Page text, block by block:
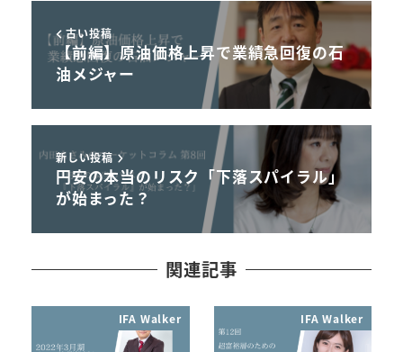
古い投稿
【前編】原油価格上昇で業績急回復の石
油メジャー
新しい投稿
円安の本当のリスク「下落スパイラル」
が始まった？
関連記事
IFA Walker IFA Walker